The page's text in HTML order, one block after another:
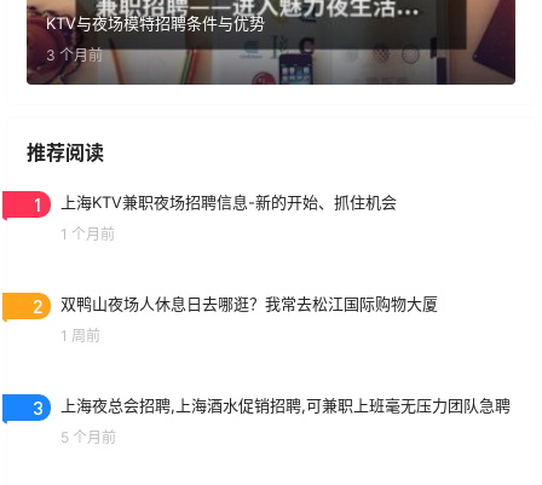
KTV与夜场模特招聘条件与优势
3 个月前
推荐阅读
1 上海KTV兼职夜场招聘信息-新的开始、抓住机会
1 个月前
2 双鸭山夜场人休息日去哪逛？我常去松江国际购物大厦
1 周前
3 上海夜总会招聘,上海酒水促销招聘,可兼职上班毫无压力团队急聘
5 个月前